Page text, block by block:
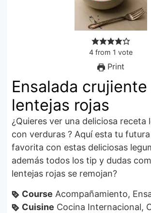
4 from 1 vote
Print
Ensalada crujiente
lentejas rojas
¿Quieres ver una deliciosa receta lentejas rojas
con verduras ? Aquí esta tu
favorita con estas deliciosas
además todos los tip y dudas
lentejas rojas se remojan?
Course Acompañamiento,
Cuisine Cocina Internacional,